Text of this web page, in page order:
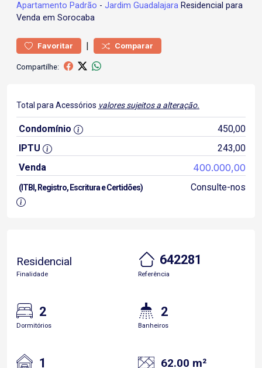
Apartamento Padrão - Jardim Guadalajara Residencial para
Venda em Sorocaba
Favoritar | Comparar
Compartilhe:
Total para Acessórios valores sujeitos a alteração.
Condomínio
450,00
IPTU
243,00
Venda
400.000,00
(ITBI, Registro, Escritura e Certidões) Consulte-nos
Residencial
Finalidade
642281
Referência
2
Dormitórios
2
Banheiros
1 62.00 m²